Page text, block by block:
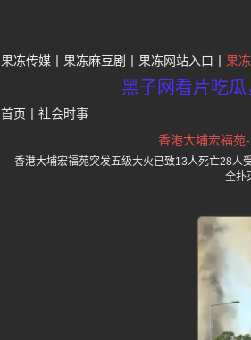
果冻传媒 果冻麻豆剧 果冻网站入口 果
黑子网看片吃
首页 社会时事
香港大埔宏福苑
香港大埔宏福苑突发五级大火已致13人死亡28人
全扑